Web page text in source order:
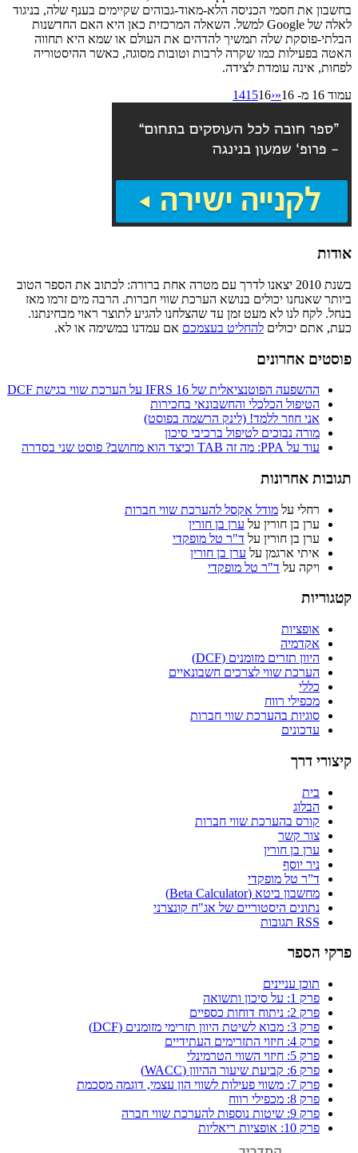
בחשבון את חסמי הכניסה הלא-מאוד-גבוהים שקיימים בענף שלה, בניגוד
לאלה של Google למשל. השאלה המרכזית כאן היא האם החדשנות
הבלתי-פוסקת שלה תמשיך להדהים את העולם או שמא היא תחווה
האטה בפעילות כמו שקרה לרבות וטובות מסוגה, כאשר ההיסטוריה
לפחות, אינה עומדת לצידה.
עמוד 16 מ- 16
«
‹
141516
אודות
בשנת 2010 יצאנו לדרך עם מטרה אחת ברורה: לכתוב את הספר הטוב
ביותר שאנחנו יכולים בנושא הערכת שווי חברות. הרבה מים זרמו מאז
בנחל. לקח לנו לא מעט זמן עד שהצלחנו להגיע לתוצר ראוי מבחינתנו.
כעת, אתם יכולים להחליט בעצמכם אם עמדנו במשימה או לא.
פוסטים אחרונים
ההשפעה הפוטנציאלית של IFRS 16 על הערכת שווי בגישת DCF
הטיפול הכלכלי והחשבונאי בחכירות
אני חוזר ללמד! (לינק הרשמה בפוסט)
מורה נבוכים לטיפול ברכיבי סיכון
עוד על PPA: מה זה TAB וכיצד הוא מחושב? פוסט שני בסדרה
תגובות אחרונות
רחלי על מודל אקסל להערכת שווי חברות
ערן בן חורין על ערן בן חורין
ערן בן חורין על ד"ר טל מופקדי
איתי ארגמן על ערן בן חורין
ויקה על ד"ר טל מופקדי
קטגוריות
אופציות
אקדמיה
היוון תזרים מזומנים (DCF)
הערכת שווי לצרכים חשבונאיים
כללי
מכפילי רווח
סוגיות בהערכת שווי חברות
עדכונים
קיצורי דרך
בית
הבלוג
קורס בהערכת שווי חברות
צור קשר
ערן בן חורין
ניר יוסף
ד”ר טל מופקדי
מחשבון ביטא (Beta Calculator)
נתונים היסטוריים של אג"ח קונצרני
RSS תגובות
פרקי הספר
תוכן עניינים
פרק 1: על סיכון ותשואה
פרק 2: ניתוח דוחות כספיים
פרק 3: מבוא לשיטת היוון תזרימי מזומנים (DCF)
פרק 4: חיזוי התזרימים העתידיים
פרק 5: חיזוי השווי הטרמינלי
פרק 6: קביעת שיעור ההיוון (WACC)
פרק 7: משווי פעילות לשווי הון עצמי, דוגמה מסכמת
פרק 8: מכפילי רווח
פרק 9: שיטות נוספות להערכת שווי חברה
פרק 10: אופציות ריאליות